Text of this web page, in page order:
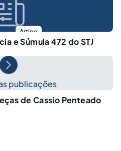
Artigo
e Súmula 472 do STJ
publicações
de Cassio Penteado